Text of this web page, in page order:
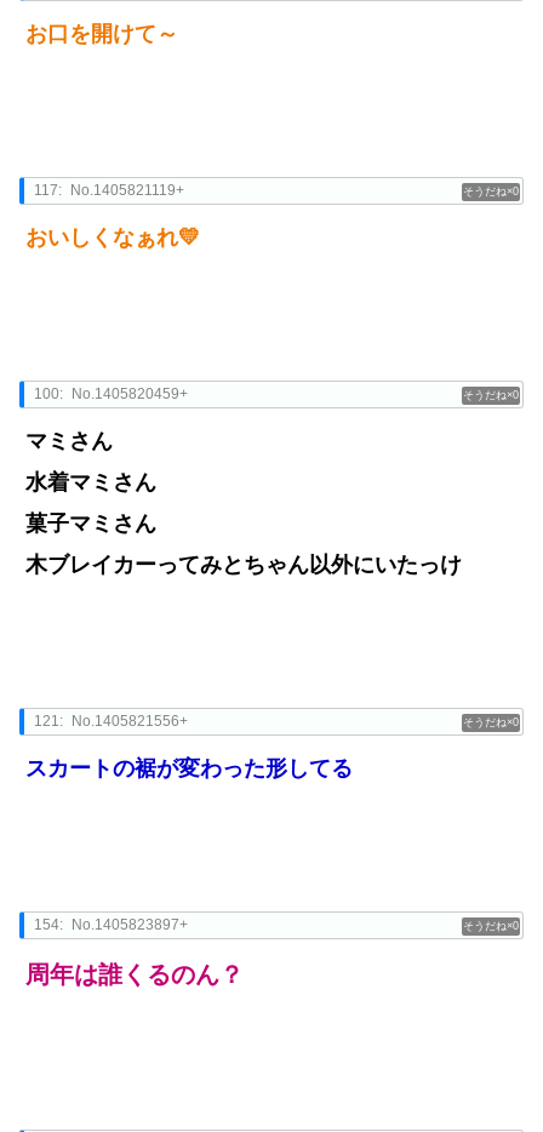
お口を開けて～
0
117: No.1405821119+
おいしくなぁれ💛
0
100: No.1405820459+
マミさん
水着マミさん
菓子マミさん
木ブレイカーってみとちゃん以外にいたっけ
0
121: No.1405821556+
スカートの裾が変わった形してる
0
154: No.1405823897+
周年は誰くるのん？